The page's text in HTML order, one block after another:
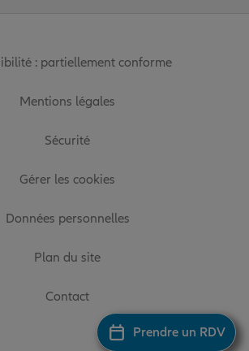
Prendre un RDV
: partiellement conforme
Mentions légales
Sécurité
Gérer les cookies
Données personnelles
Plan du site
Contact